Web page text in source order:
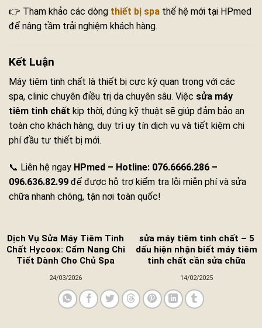
👉 Tham khảo các dòng thiết bị spa thế hệ mới tại HPmed
để nâng tầm trải nghiệm khách hàng.
Kết Luận
Máy tiêm tinh chất là thiết bị cực kỳ quan trọng với các
spa, clinic chuyên điều trị da chuyên sâu. Việc sửa máy
tiêm tinh chất kịp thời, đúng kỹ thuật sẽ giúp đảm bảo an
toàn cho khách hàng, duy trì uy tín dịch vụ và tiết kiệm chi
phí đầu tư thiết bị mới.
📞 Liên hệ ngay HPmed – Hotline: 076.6666.286 –
096.636.82.99 để được hỗ trợ kiểm tra lỗi miễn phí và sửa
chữa nhanh chóng, tận nơi toàn quốc!
Dịch Vụ Sửa Máy Tiêm Tinh
Chất Hycoox: Cẩm Nang Chi
Tiết Dành Cho Chủ Spa
24/03/2026
sửa máy tiêm tinh chất – 5
dấu hiện nhận biết máy tiêm
tinh chất cần sửa chữa
14/02/2025